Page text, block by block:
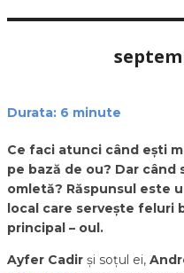
Durata: 6 minute
Ce faci atunci când ești
pe bază de ou? Dar când
omletă? Răspunsul este
local care servește feluri
principal – oul.
Ayfer Cadir și soțul ei,